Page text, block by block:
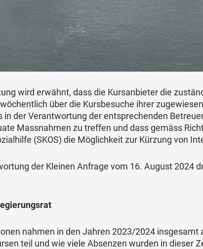
wird erwähnt, dass die Kursanbieter die
über die Kursbesuche ihrer
in der Verantwortung der entsprechenden
Massnahmen zu treffen und dass gemäss
(SKOS) die Möglichkeit zur Kürzung von
der Kleinen Anfrage vom 16. August 2024
nahmen in den Jahren 2023/2024 insgesamt
teil und wie viele Absenzen wurden in dieser